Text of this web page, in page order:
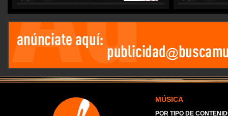
MÚSICA
POR TIPO DE